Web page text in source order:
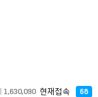
1,630,090 현재접속 68